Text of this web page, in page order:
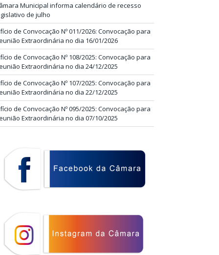
Municipal informa calendário de recesso
de julho
de Convocação Nº 011/2026: Convocação para
Extraordinária no dia 16/01/2026
de Convocação Nº 108/2025: Convocação para
Extraordinária no dia 24/12/2025
de Convocação Nº 107/2025: Convocação para
Extraordinária no dia 22/12/2025
de Convocação Nº 095/2025: Convocação para
Extraordinária no dia 07/10/2025